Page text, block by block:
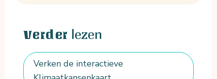
Verder lezen
Verken de interactieve